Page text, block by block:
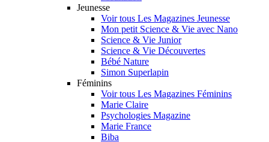
Jeunesse
Voir tous Les Magazines Jeunesse
Mon petit Science & Vie avec Nano
Science & Vie Junior
Science & Vie Découvertes
Bébé Nature
Simon Superlapin
Féminins
Voir tous Les Magazines Féminins
Marie Claire
Psychologies Magazine
Marie France
Biba